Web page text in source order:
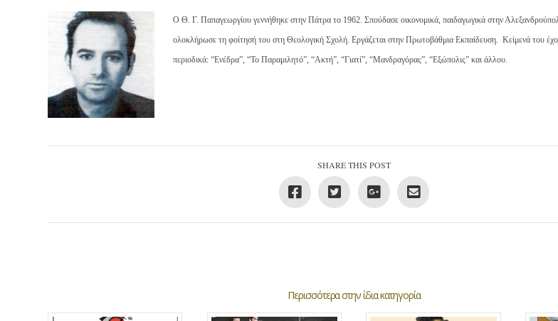
Ο Θ. Γ. Παπαγεωργίου γεννήθηκε στην Πάτρα το 1962. Σπούδασε οικονομικά, παιδαγωγικά στην
ολοκλήρωσε τη φοίτησή του στη Θεολογική Σχολή. Εργάζεται στην Πρωτοβάθμια Εκπαίδευση. Κείμενά του
περιοδικά: “Ενέδρα”, “Το Παραμιλητό”, “Ακτή”, “Γιατί”, “Μανδραγόρας”, “Εξώπολις” και άλλου.
SHARE THIS POST
Περισσότερα στην ίδια κατηγορία